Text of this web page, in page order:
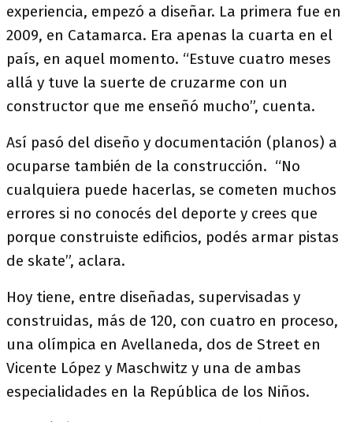
experiencia, empezó a diseñar. La primera fue en
2009, en Catamarca. Era apenas la cuarta en el
país, en aquel momento. “Estuve cuatro meses
allá y tuve la suerte de cruzarme con un
constructor que me enseñó mucho”, cuenta.
Así pasó del diseño y documentación (planos) a
ocuparse también de la construcción. “No
cualquiera puede hacerlas, se cometen muchos
errores si no conocés del deporte y crees que
porque construiste edificios, podés armar pistas
de skate”, aclara.
Hoy tiene, entre diseñadas, supervisadas y
construidas, más de 120, con cuatro en proceso,
una olímpica en Avellaneda, dos de Street en
Vicente López y Maschwitz y una de ambas
especialidades en la República de los Niños.